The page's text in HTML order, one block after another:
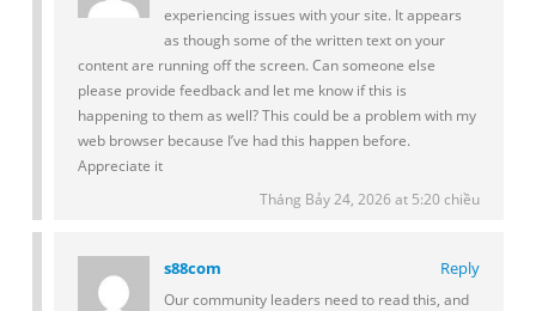
experiencing issues with your site. It appears
as though some of the written text on your
content are running off the screen. Can someone else
please provide feedback and let me know if this is
happening to them as well? This could be a problem with my
web browser because I’ve had this happen before.
Appreciate it
Tháng Bảy 24, 2026 at 5:20 chiều
s88com Reply
Our community leaders need to read this, and